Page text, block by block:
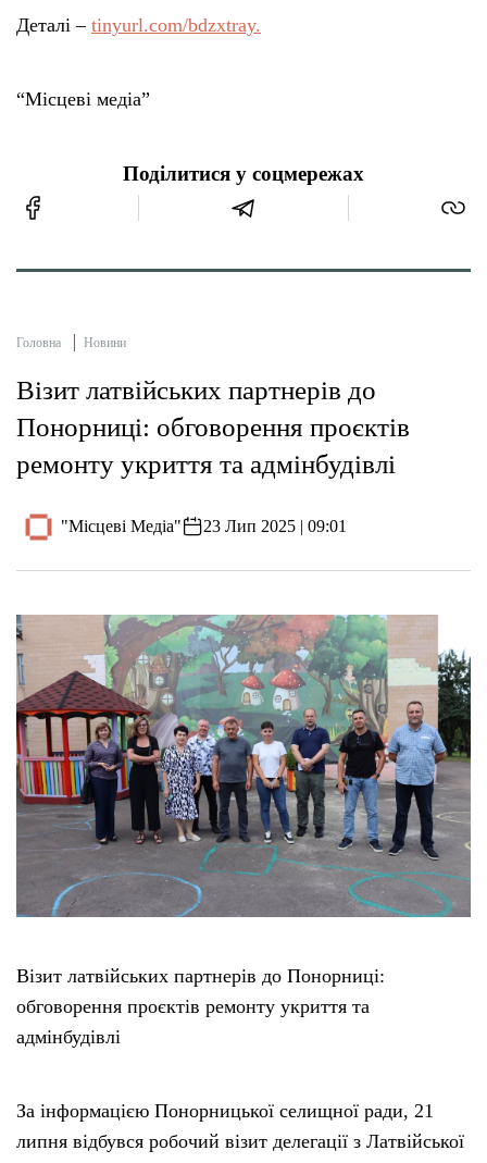
Деталі – tinyurl.com/bdzxtray.
“Місцеві медіа”
Поділитися у соцмережах
Головна Новини
Візит латвійських партнерів до
Понорниці: обговорення проєктів
ремонту укриття та адмінбудівлі
"Місцеві Медіа" 23 Лип 2025 | 09:01
Візит латвійських партнерів до Понорниці:
обговорення проєктів ремонту укриття та
адмінбудівлі
За інформацією Понорницької селищної ради, 21
липня відбувся робочий візит делегації з Латвійської